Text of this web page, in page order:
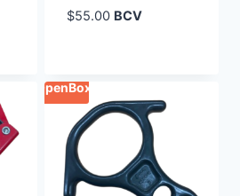
$55.00 BCV
OpenBox